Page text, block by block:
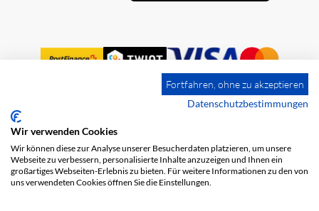
Impression
Protection des données
Fortfahren, ohne zu akzeptieren
Datenschutzbestimmungen
Wir verwenden Cookies
Wir können diese zur Analyse unserer Besucherdaten platzieren, um unsere
Webseite zu verbessern, personalisierte Inhalte anzuzeigen und Ihnen ein
großartiges Webseiten-Erlebnis zu bieten. Für weitere Informationen zu den von
uns verwendeten Cookies öffnen Sie die Einstellungen.